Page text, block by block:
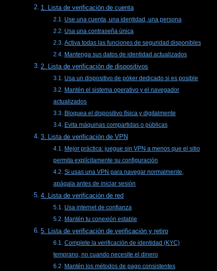
1. Lista de verificación de cuenta
Use una cuenta, una identidad, una persona
Usa una contraseña única
Activa todas las funciones de seguridad disponibles
Mantenga sus datos de identidad actualizados
2. Lista de verificación de dispositivos
Usa un dispositivo de póker dedicado si es posible
Mantén el sistema operativo y el navegador
actualizados
Bloquea el dispositivo física y digitalmente
Evita máquinas compartidas o públicas
3. Lista de verificación de VPN
Mejor práctica: juegue sin VPN a menos que el sitio
permita explícitamente su configuración
Si usas una VPN para navegar normalmente,
apágala antes de iniciar sesión
4. Lista de verificación de red
Usa internet de confianza
Mantén tu conexión estable
5. Lista de verificación de verificación y retiro
Complete la verificación de identidad (KYC)
temprano, no cuando necesite el dinero
Mantén los métodos de pago consistentes